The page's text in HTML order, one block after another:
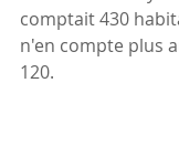
comptait 430
n'en compte plus
120.